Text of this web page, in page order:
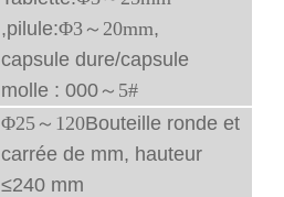
,pilule:Φ3 ～ 20mm,
capsule dure/capsule
molle : 000 ～ 5#
Φ25 ～ 120Bouteille ronde et
carrée de mm, hauteur
≤240 mm